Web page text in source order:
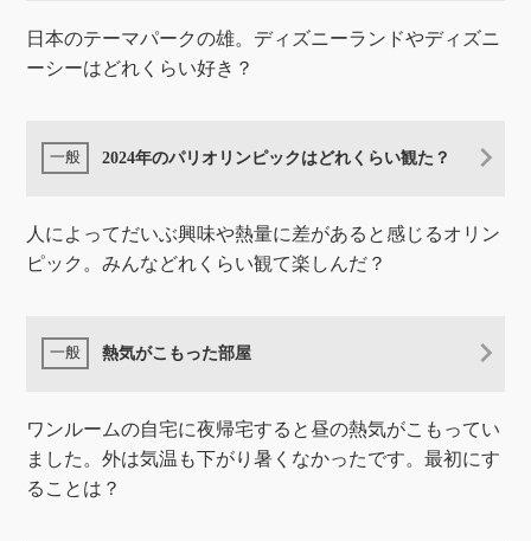
日本のテーマパークの雄。ディズニーランドやディズニ
ーシーはどれくらい好き？
2024年のパリオリンピックはどれくらい観た？
人によってだいぶ興味や熱量に差があると感じるオリン
ピック。みんなどれくらい観て楽しんだ？
熱気がこもった部屋
ワンルームの自宅に夜帰宅すると昼の熱気がこもってい
ました。外は気温も下がり暑くなかったです。最初にす
ることは？